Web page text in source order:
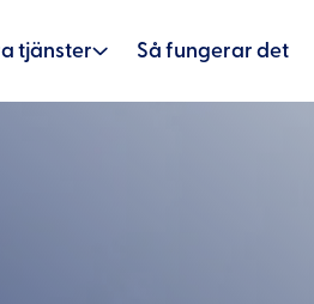
tjänster Så fungerar det